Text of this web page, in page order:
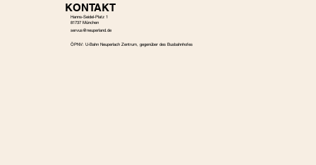
KONTAKT
Hanns-Seidel-Platz 1
81737 München
servus@neuperland.de
ÖPNV: U-Bahn Neuperlach Zentrum, gegenüber des Busbahnhofes